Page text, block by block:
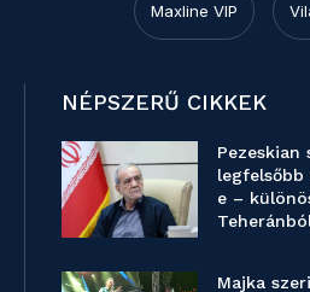
Maxline VIP
NÉPSZERŰ CIKKEK
Pezeskian
e –
Majka